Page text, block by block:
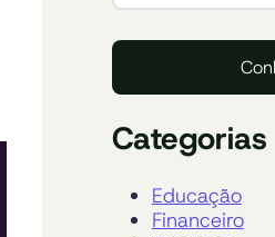
Categorias
Educação
Financeiro